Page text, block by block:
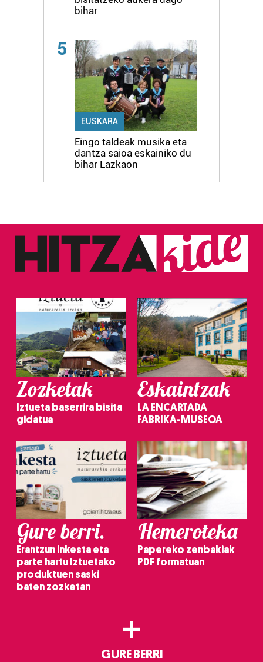
bihar
5
EUSKARA
Eingo taldeak musika eta
dantza saioa eskainiko du
bihar Lazkaon
Zozketak
Iztueta baserrira bisita
gidatua
Eskaintzak
LA ENCARTADA
FABRIKA-MUSEOA
Gure berri.
Erantzun inkesta eta
parte hartu Iztuetako
produktuen saski
baten zozketan
Hemeroteka
Papereko zenbakiak
PDF formatuan
+
GURE BERRI